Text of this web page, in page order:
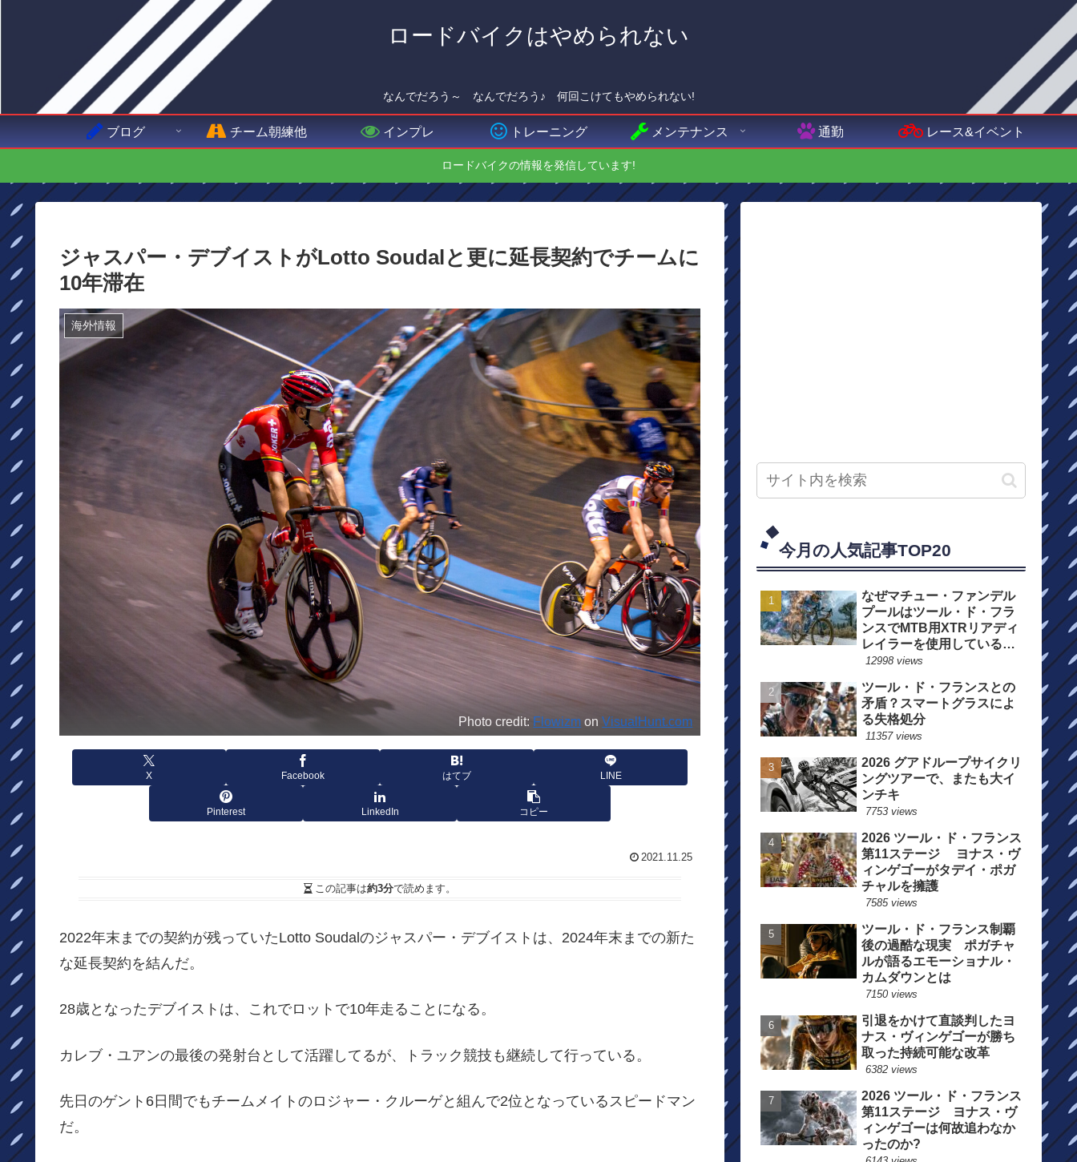
ロードバイクはやめられない
なんでだろう～ なんでだろう♪ 何回こけてもやめられない!
ブログ チーム朝練他 インプレ トレーニング メンテナンス 通勤 レース&イベント
ロードバイクの情報を発信しています!
ジャスパー・デブイストがLotto Soudalと更に延長契約でチームに
10年滞在
海外情報
Photo credit: Flowizm onVisualHunt.com
X Facebook はてブ LINE
Pinterest LinkedIn コピー
2021.11.25
この記事は約3分で読めます。
2022年末までの契約が残っていたLotto Soudalのジャスパー・デブイストは、2024年末までの新た
な延長契約を結んだ。
28歳となったデブイストは、これでロットで10年走ることになる。
カレブ・ユアンの最後の発射台として活躍してるが、トラック競技も継続して行っている。
先日のゲント6日間でもチームメイトのロジャー・クルーゲと組んで2位となっているスピードマン
だ。
今月の人気記事TOP20
なぜマチュー・ファンデル
プールはツール・ド・フラ
ンスでMTB用XTRリアディ
レイラーを使用しているの
か？
12998 views
ツール・ド・フランスとの
矛盾？スマートグラスによ
る失格処分
11357 views
2026 グアドループサイクリ
ングツアーで、またも大イ
ンチキ
7753 views
2026 ツール・ド・フランス
第11ステージ ヨナス・ヴ
ィンゲゴーがタデイ・ポガ
チャルを擁護
7585 views
ツール・ド・フランス制覇
後の過酷な現実 ポガチャ
ルが語るエモーショナル・
カムダウンとは
7150 views
引退をかけて直談判したヨ
ナス・ヴィンゲゴーが勝ち
取った持続可能な改革
6382 views
2026 ツール・ド・フランス
第11ステージ ヨナス・ヴ
ィンゲゴーは何故追わなか
ったのか?